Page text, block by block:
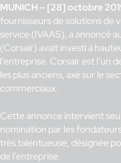
MUNICH – [28] octobre
fournisseurs de solutions de
service (IVAAS), a annoncé
(Corsair) avait investi à
l’entreprise. Corsair est l’un
les plus anciens, axé sur le
commerciaux.
Cette annonce intervient
nomination par les
très talentueuse, désignée
de l’entreprise.